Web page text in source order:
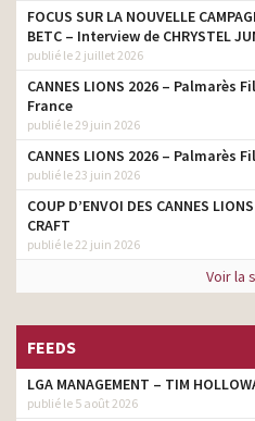
FOCUS SUR LA NOUVELLE
BETC – Interview de CHRYSTEL
publié le 2 juillet 2026
CANNES LIONS 2026 – Palmarès
France
publié le 29 juin 2026
CANNES LIONS 2026 – Palmarès
publié le 23 juin 2026
COUP D’ENVOI DES CANNES
CRAFT
publié le 22 juin 2026
Voir la
FEEDS
LGA MANAGEMENT – TIM
publié le 5 août 2026